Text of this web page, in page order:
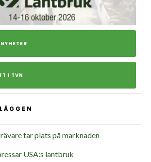
I TVN
tar plats på marknaden
USA:s lantbruk